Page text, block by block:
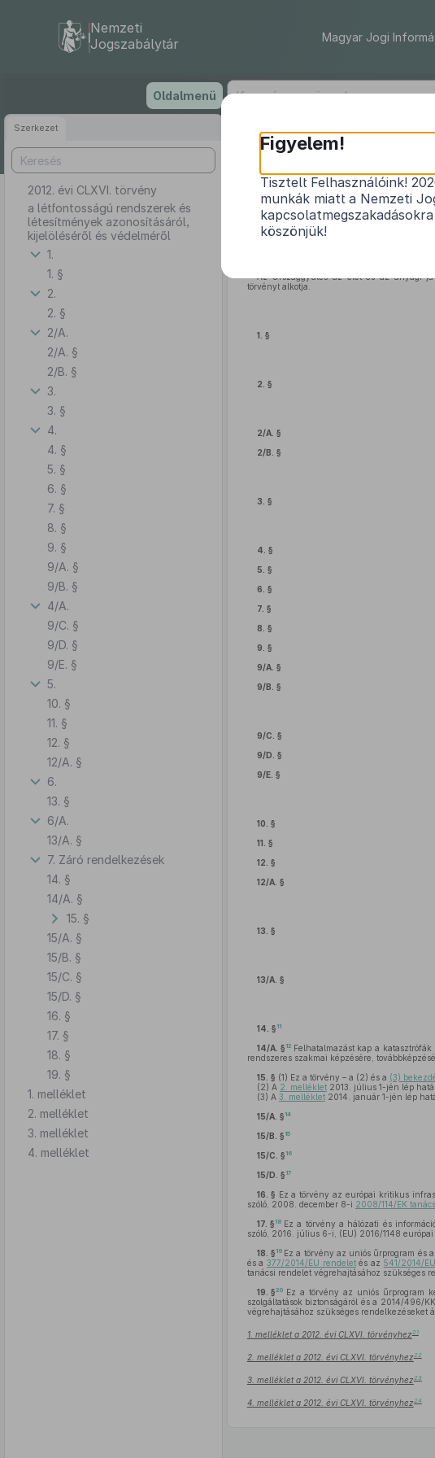
tartalomra
Nemzeti
Jogszabálytár
Magyar Jogi
Oldalmenü
Szerkezet
2012. évi CLXVI. törvény
a létfontosságú rendszerek és
létesítmények azonosításáról,
kijelöléséről és védelméről
1.
1. §
2.
2. §
2/A.
2/A. §
2/B. §
3.
3. §
4.
4. §
5. §
6. §
7. §
8. §
9. §
9/A. §
9/B. §
4/A.
9/C. §
9/D. §
9/E. §
5.
10. §
11. §
12. §
12/A. §
6.
13. §
6/A.
13/A. §
7. Záró rendelkezések
14. §
14/A. §
15. §
15/A. §
15/B. §
15/C. §
15/D. §
16. §
17. §
18. §
19. §
1. melléklet
2. melléklet
3. melléklet
4. melléklet
a létfontosságú
Az Országgyűlés az élet és az anyagi
törvényt alkotja.
1. §
2. §
2/A. §
2/B. §
3. §
4. §
5. §
6. §
7. §
8. §
9. §
9/A. §
9/B. §
9/C. §
9/D. §
9/E. §
10. §
11. §
12. §
12/A. §
13. §
13/A. §
14. § 11
14/A. § 12 Felhatalmazást kap a
rendszeres szakmai képzésére,
15. § (1) Ez a törvény – a (2) és a (3)
(2) A 2. melléklet2013. július 1-jén lép
(3) A 3. melléklet2014. január 1-jén lép
15/A. § 14
15/B. § 15
15/C. § 16
15/D. § 17
16. § Ez a törvény az európai kritikus
szóló, 2008. december 8-i 2008/114/EK
17. § 18 Ez a törvény a hálózati és
szóló, 2016. július 6-i, (EU) 2016/1148
18. § 19 Ez a törvény az uniós űrprogram és
és a377/2014/EU rendeletés az 541/2014/
tanácsi rendelet végrehajtásához szükséges
19. §20 Ez a törvény az uniós űrprogram
szolgáltatások biztonságáról és a 2014/496/
végrehajtásához szükséges rendelkezéseket
1. melléklet a 2012. évi CLXVI. törvényhez 21
2. melléklet a 2012. évi CLXVI. törvényhez 22
3. melléklet a 2012. évi CLXVI. törvényhez 23
4. melléklet a 2012. évi CLXVI. törvényhez 24
Figyelem!
Tisztelt Felhasználóink!
munkák miatt a Nemzeti
köszönjük!